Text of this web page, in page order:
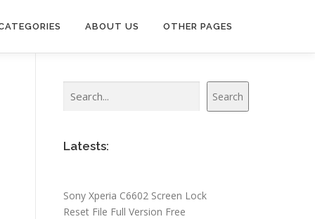
ABOUT US OTHER PAGES
Search
Latests:
Sony Xperia C6602 Screen Lock
Reset File Full Version Free